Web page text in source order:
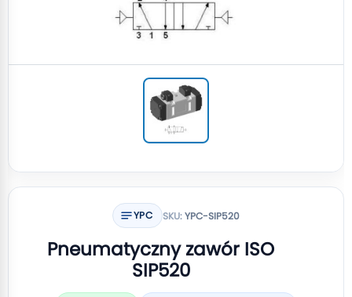
YPC SKU:YPC-SIP520
Pneumatyczny zawór ISO
SIP520